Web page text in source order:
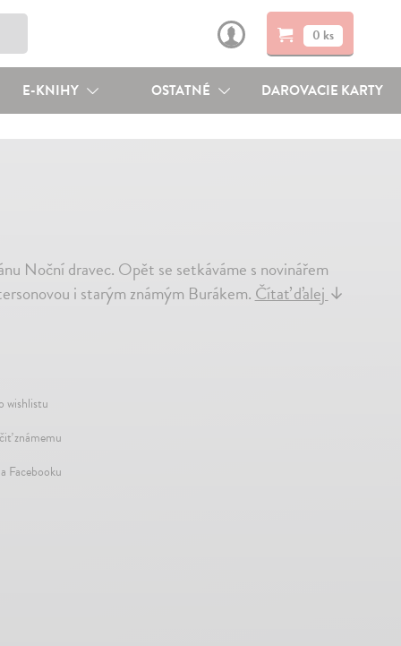
0 ks
E-KNIHY OSTATNÉ DAROVACIE KARTY
Noční dravec. Opět se setkáváme s novinářem
i starým známým Burákem.Čítať ďalej↓
wishlistu
známemu
Facebooku